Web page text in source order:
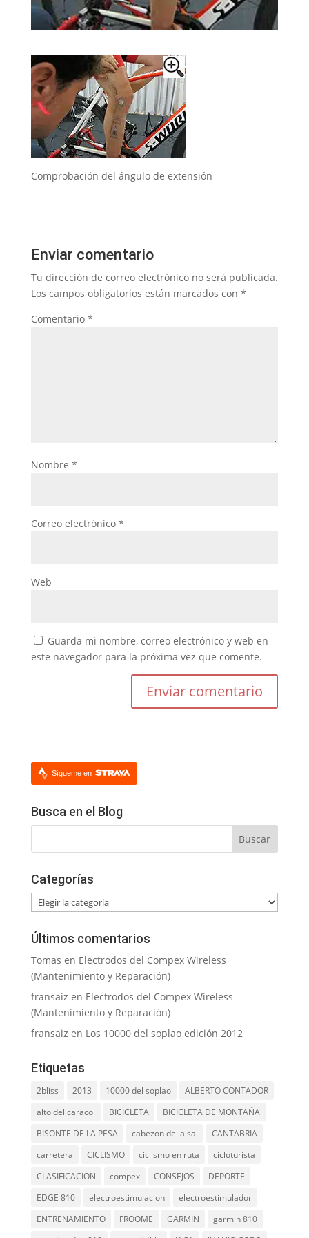
Comprobación del ángulo de extensión
Enviar comentario
Tu dirección de correo electrónico no será publicada.
Los campos obligatorios están marcados con *
Comentario *
Nombre *
Correo electrónico *
Web
Guarda mi nombre, correo electrónico y web en
este navegador para la próxima vez que comente.
Sígueme en
Busca en el Blog
Categorías
Categorías
Últimos comentarios
Tomas en Electrodos del Compex Wireless
(Mantenimiento y Reparación)
fransaiz en Electrodos del Compex Wireless
(Mantenimiento y Reparación)
fransaiz en Los 10000 del soplao edición 2012
Etiquetas
2bliss 2013 10000 del soplao
ALBERTO CONTADOR
alto del caracol
BICICLETA
BICICLETA DE MONTAÑA
BISONTE DE LA PESA
cabezon de la sal
CANTABRIA
carretera
CICLISMO ciclismo en ruta
cicloturista
CLASIFICACION
compex CONSEJOS
DEPORTE
EDGE 810
electroestimulacion
electroestimulador
ENTRENAMIENTO
FROOME GARMIN
garmin 810